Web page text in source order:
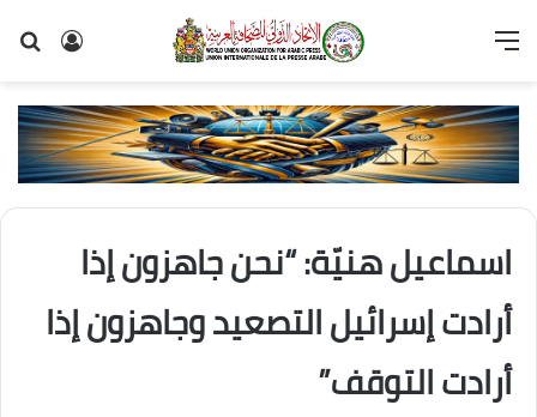
تسجيل
القائمة
اسماعيل هنيّة: “نحن جاهزون إذا
أرادت إسرائيل التصعيد وجاهزون إذا
أرادت التوقف”